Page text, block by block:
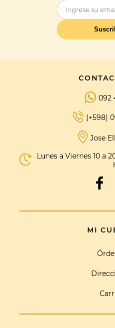
092
(+598)
Jose
Lunes a Viernes 10 a
MI